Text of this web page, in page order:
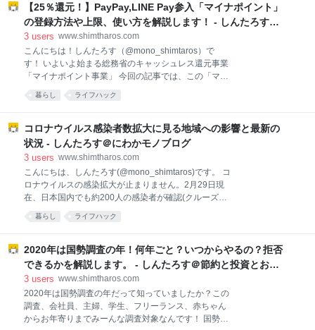
を使えばいいか分からない という方はぜひ今回の記事
を参考にしてみて下さい。 それではいってみよう('ω')
ノ アフィリエイト初収益時のブログ状況 収益化できた
のブログ期間 はてなブログProと投稿記事数 アフィリ
エイト収益化のポイント・コツ 自分の興味がある案件
と提携する 実際に体験してみるべし デメリットも発信
せよ TwitterなどSNSを活用・連携する ブログのアイキ
【25％還元！】PayPay,LINE Pay参入「マイナポイント」
の登録方法や上限、使い方を解説します！ - しんたろす＠
にわかモノブログ
3 users www.shimtharos.com
こんにちは！しんたろす（@mono_shimtaros）で
す！ いよいよ始まる総務省のキャッシュレス還元事業
「マイナポイント事業」 今回の記事では、この「マイ
ナポイント」の概要について迫っていきたいと思いま
す。 そもそもマイナポイントってなに？、いつからは
したいと思います。 それではいってみよう！！ マイナ
ポイントとは 還元率は２５％！ただし上限あり 対象キ
ャッシュレス事業者は？ マイナポイント対象者は？ 登
の設定 いつから始まる？使い方について キャッシュレ
ス決済サービスを選択 マイナポイントの付与 キャッシ
ュレス決済で買い物 デメリットについて マイキーID設
定の登録が面倒 付与上限は5,000円まで マイナポイン
暮らし ライフハック
コロナウイルス感染者数拡大に見る地域への影響と最新の
状況 - しんたろす＠にわかモノブログ
3 users www.shimtharos.com
こんにちは、しんたろす(@mono_shimtaros)です。 コ
ロナウイルスの感染拡大が止まりません。2月29日現
在、日本国内でも約200人の感染者が確認(クルーズ船
を除く)されており、今後も拡大し続けていくとの懸念
が拡がっています。 来週の３月２日からは、国要請に
供を持つ親御さんの中には在宅勤務を余儀なくされる
方も多いのではないでしょうか。 今回の記事では、コ
ロナウイルスの感染拡大が地域にどのような影響を及
思います。 コロナウイルスとは 日本国内でも感染が発
覚 地域への影響～実情を見る～ マスクが売り切れ ト
イレットペーパー売り切れ ティッシュ一家族一点まで
暮らし ライフハック
2020年は国勢調査の年！何年ごと？いつからやるの？拒否
できるかを解説します。 - しんたろす＠節約と投資とお金
ブログ
3 users www.shimtharos.com
2020年は国勢調査の年だって知っていましたか？この
調査、会社員、主婦、学生、フリーランス、赤ちゃん
からお年寄りまでみーんな調査対象なんです！ 国勢調